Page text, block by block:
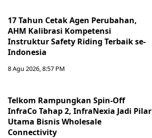
17 Tahun Cetak Agen Perubahan,
AHM Kalibrasi Kompetensi
Instruktur Safety Riding Terbaik se-
Indonesia
8 Agu 2026, 8:57 PM
Telkom Rampungkan Spin-Off
InfraCo Tahap 2, InfraNexia Jadi Pilar
Utama Bisnis Wholesale
Connectivity